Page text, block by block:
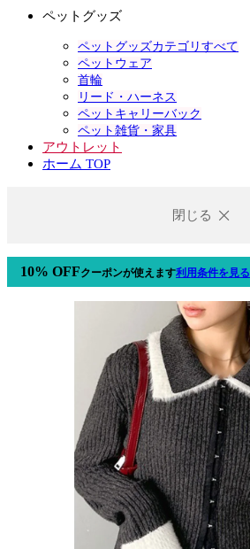
ペットグッズ
ペットグッズカテゴリすべて
ペットウェア
首輪
リード・ハーネス
ペットキャリーバック
ペット雑貨・家具
アウトレット
ホーム TOP
閉じる
10% OFFクーポンが使えます利用条件を見る